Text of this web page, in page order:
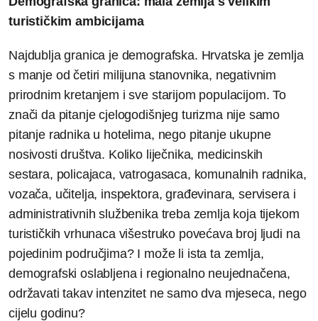
turističkim ambicijama
Najdublja granica je demografska. Hrvatska je zemlja
s manje od četiri milijuna stanovnika, negativnim
prirodnim kretanjem i sve starijom populacijom. To
znači da pitanje cjelogodišnjeg turizma nije samo
pitanje radnika u hotelima, nego pitanje ukupne
nosivosti društva. Koliko liječnika, medicinskih
sestara, policajaca, vatrogasaca, komunalnih radnika,
vozača, učitelja, inspektora, građevinara, servisera i
administrativnih službenika treba zemlja koja tijekom
turističkih vrhunaca višestruko povećava broj ljudi na
pojedinim područjima? I može li ista ta zemlja,
demografski oslabljena i regionalno neujednačena,
održavati takav intenzitet ne samo dva mjeseca, nego
cijelu godinu?